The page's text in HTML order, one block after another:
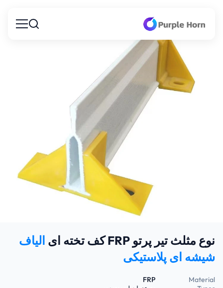
نوع مثلث تیر پرتو FRP کف تخته ای
الیاف
شیشه ای پلاستیکی
Material
FRP